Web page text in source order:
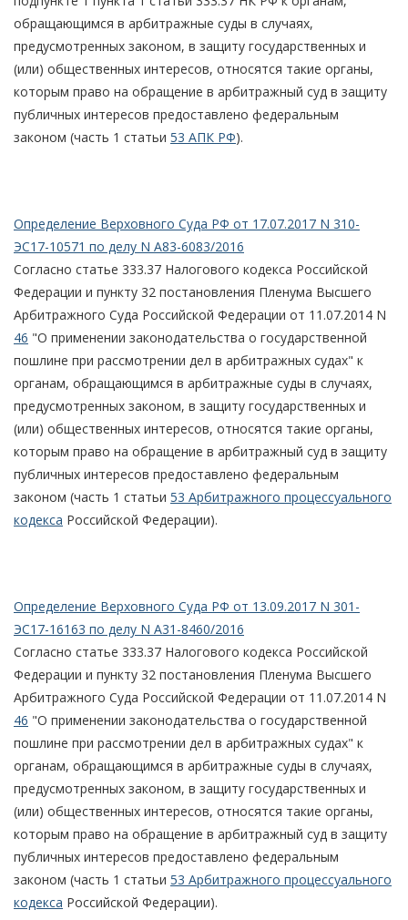
обращающимся в арбитражные суды в случаях,
предусмотренных законом, в защиту государственных и
(или) общественных интересов, относятся такие органы,
которым право на обращение в арбитражный суд в защиту
публичных интересов предоставлено федеральным
законом (часть 1 статьи 53 АПК РФ).
Определение Верховного Суда РФ от 17.07.2017 N 310-
ЭС17-10571 по делу N А83-6083/2016
Согласно статье 333.37 Налогового кодекса Российской
Федерации и пункту 32 постановления Пленума Высшего
Арбитражного Суда Российской Федерации от 11.07.2014 N
46 "О применении законодательства о государственной
пошлине при рассмотрении дел в арбитражных судах" к
органам, обращающимся в арбитражные суды в случаях,
предусмотренных законом, в защиту государственных и
(или) общественных интересов, относятся такие органы,
которым право на обращение в арбитражный суд в защиту
публичных интересов предоставлено федеральным
законом (часть 1 статьи 53 Арбитражного процессуального
кодекса Российской Федерации).
Определение Верховного Суда РФ от 13.09.2017 N 301-
ЭС17-16163 по делу N А31-8460/2016
Согласно статье 333.37 Налогового кодекса Российской
Федерации и пункту 32 постановления Пленума Высшего
Арбитражного Суда Российской Федерации от 11.07.2014 N
46 "О применении законодательства о государственной
пошлине при рассмотрении дел в арбитражных судах" к
органам, обращающимся в арбитражные суды в случаях,
предусмотренных законом, в защиту государственных и
(или) общественных интересов, относятся такие органы,
которым право на обращение в арбитражный суд в защиту
публичных интересов предоставлено федеральным
законом (часть 1 статьи 53 Арбитражного процессуального
кодекса Российской Федерации).